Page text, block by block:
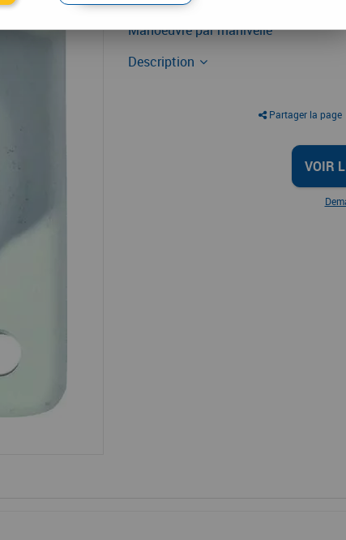
Accessoire de volet roulant
Manoeuvre par manivelle
Description
Partager la page
VOIR